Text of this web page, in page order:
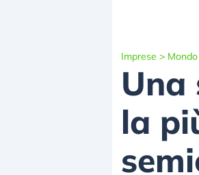
Imprese >
Una
la